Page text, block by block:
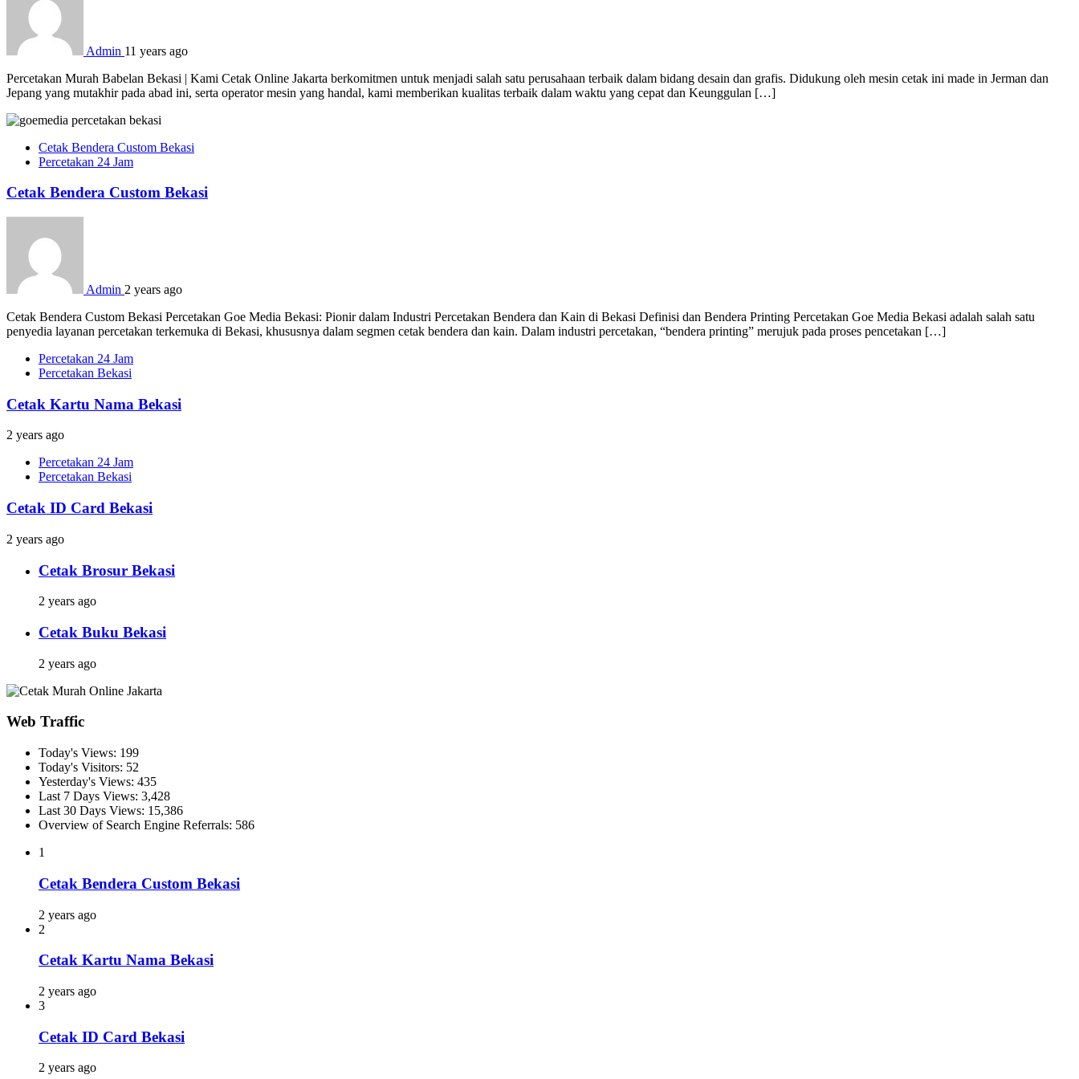
Admin 11 years ago
Percetakan Murah Babelan Bekasi | Kami Cetak Online Jakarta berkomitmen untuk menjadi salah satu perusahaan terbaik dalam bidang desain dan grafis. Didukung oleh mesin cetak ini made in Jerman dan
Jepang yang mutakhir pada abad ini, serta operator mesin yang handal, kami memberikan kualitas terbaik dalam waktu yang cepat dan Keunggulan […]
Cetak Bendera Custom Bekasi
Percetakan 24 Jam
Cetak Bendera Custom Bekasi
Admin 2 years ago
Cetak Bendera Custom Bekasi Percetakan Goe Media Bekasi: Pionir dalam Industri Percetakan Bendera dan Kain di Bekasi Definisi dan Bendera Printing Percetakan Goe Media Bekasi adalah salah satu
penyedia layanan percetakan terkemuka di Bekasi, khususnya dalam segmen cetak bendera dan kain. Dalam industri percetakan, “bendera printing” merujuk pada proses pencetakan […]
Percetakan 24 Jam
Percetakan Bekasi
Cetak Kartu Nama Bekasi
2 years ago
Percetakan 24 Jam
Percetakan Bekasi
Cetak ID Card Bekasi
2 years ago
Cetak Brosur Bekasi
2 years ago
Cetak Buku Bekasi
2 years ago
Web Traffic
Today's Views: 199
Today's Visitors: 52
Yesterday's Views: 435
Last 7 Days Views: 3,428
Last 30 Days Views: 15,386
Overview of Search Engine Referrals: 586
1
Cetak Bendera Custom Bekasi
2 years ago
2
Cetak Kartu Nama Bekasi
2 years ago
3
Cetak ID Card Bekasi
2 years ago